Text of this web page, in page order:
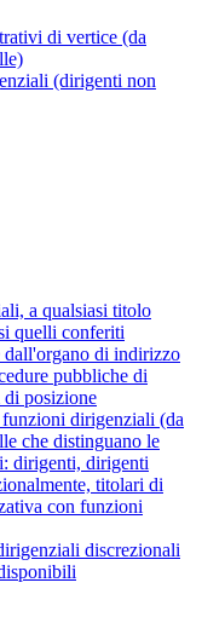
di vertice (da
(dirigenti non
a qualsiasi titolo
quelli conferiti
dall'organo di indirizzo
pubbliche di
di posizione
dirigenziali (da
che distinguano le
dirigenti, dirigenti
titolari di
con funzioni
discrezionali